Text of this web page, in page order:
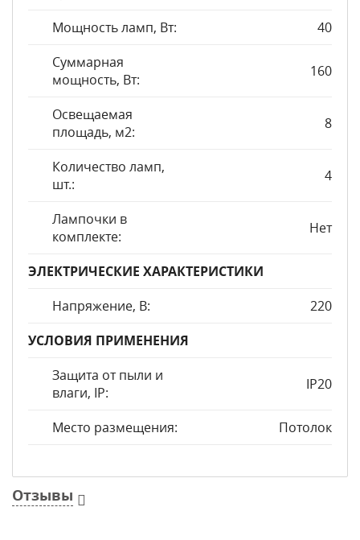
Мощность ламп, Вт:
40
Суммарная
мощность, Вт:
160
Освещаемая
площадь, м2:
8
Количество ламп,
шт.:
4
Лампочки в
комплекте:
Нет
ЭЛЕКТРИЧЕСКИЕ ХАРАКТЕРИСТИКИ
Напряжение, В:
220
УСЛОВИЯ ПРИМЕНЕНИЯ
Защита от пыли и
влаги, IP:
IP20
Место размещения: Потолок
Отзывы